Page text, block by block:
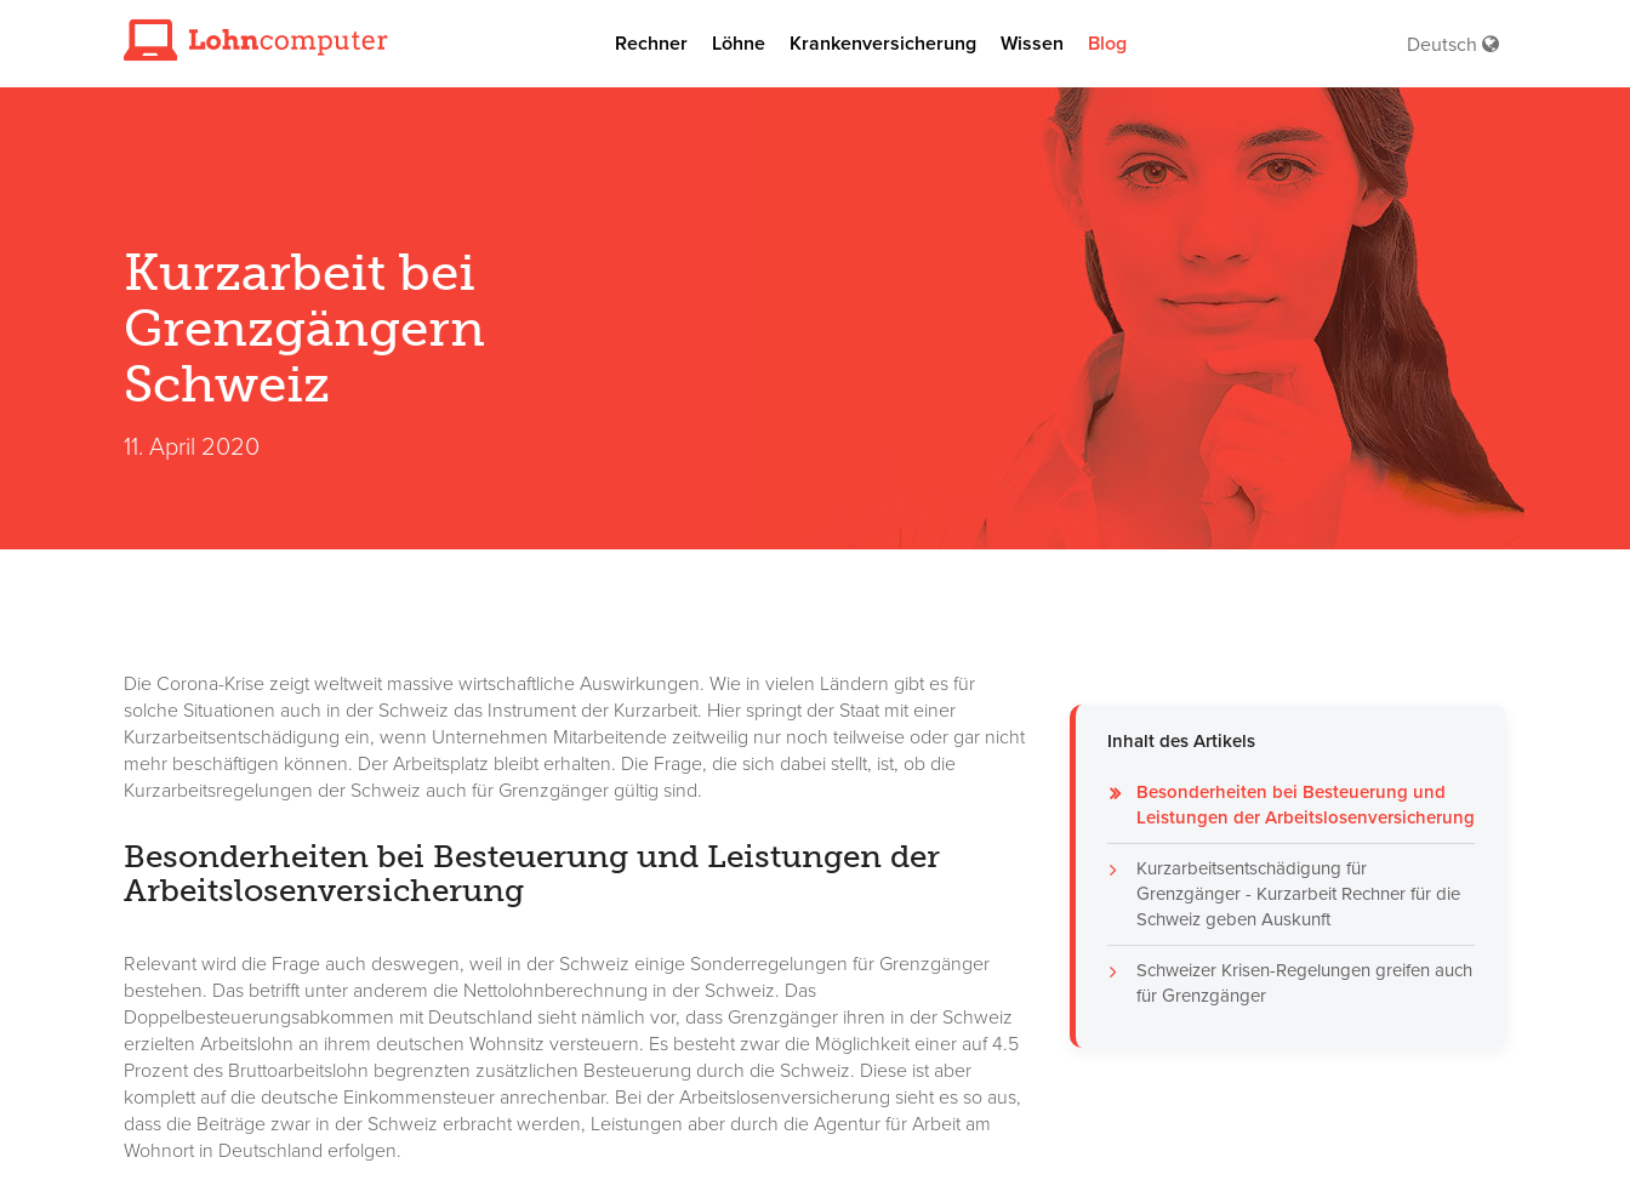
Rechner Löhne Krankenversicherung Wissen Blog Deutsch
Kurzarbeit bei
Grenzgängern
Schweiz
11. April 2020
Die Corona-Krise zeigt weltweit massive wirtschaftliche Auswirkungen. Wie in vielen Ländern gibt es für
solche Situationen auch in der Schweiz das Instrument der Kurzarbeit. Hier springt der Staat mit einer
Kurzarbeitsentschädigung ein, wenn Unternehmen Mitarbeitende zeitweilig nur noch teilweise oder gar nicht
mehr beschäftigen können. Der Arbeitsplatz bleibt erhalten. Die Frage, die sich dabei stellt, ist, ob die
Kurzarbeitsregelungen der Schweiz auch für Grenzgänger gültig sind.
Besonderheiten bei Besteuerung und Leistungen der
Arbeitslosenversicherung
Relevant wird die Frage auch deswegen, weil in der Schweiz einige Sonderregelungen für Grenzgänger
bestehen. Das betrifft unter anderem die Nettolohnberechnung in der Schweiz. Das
Doppelbesteuerungsabkommen mit Deutschland sieht nämlich vor, dass Grenzgänger ihren in der Schweiz
erzielten Arbeitslohn an ihrem deutschen Wohnsitz versteuern. Es besteht zwar die Möglichkeit einer auf 4.5
Prozent des Bruttoarbeitslohn begrenzten zusätzlichen Besteuerung durch die Schweiz. Diese ist aber
komplett auf die deutsche Einkommensteuer anrechenbar. Bei der Arbeitslosenversicherung sieht es so aus,
dass die Beiträge zwar in der Schweiz erbracht werden, Leistungen aber durch die Agentur für Arbeit am
Wohnort in Deutschland erfolgen.
Inhalt des Artikels
Besonderheiten bei Besteuerung und
Leistungen der Arbeitslosenversicherung
Kurzarbeitsentschädigung für
Grenzgänger - Kurzarbeit Rechner für die
Schweiz geben Auskunft
Schweizer Krisen-Regelungen greifen auch
für Grenzgänger